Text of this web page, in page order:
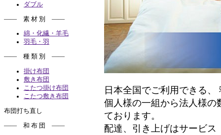
ダブル
―― 素 材 別 ――
綿・化繊・羊毛
羽毛・羽
―― 種 類 別 ――
掛け布団
敷き布団
こたつ掛け布団
こたつ敷き布団
布団打ち直し
―― 和 布 団 ――
日本全国でご利用できる
個人様の一組から法人様の
ております。
配達、引き上げはサービス